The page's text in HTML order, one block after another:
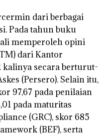
dari berbagai
Pada tahun buku
memperoleh opini
dari Kantor
secara berturut-
(Persero). Selain itu,
97,67 pada penilaian
pada maturitas
(GRC), skor 685
(BEF), serta